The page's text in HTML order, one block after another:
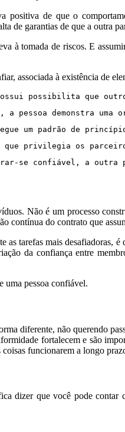
positiva de que o
de garantias de que a outra
à tomada de riscos. E
associada à existência de
possibilita que
a pessoa demonstra
um padrão de
que privilegia os
se confiável, a outra
Não é um processo
contínua do contrato que
as tarefas mais
da confiança entre
uma pessoa confiável.
diferente, não querendo
fortalecem e são
funcionarem a longo
dizer que você pode contar